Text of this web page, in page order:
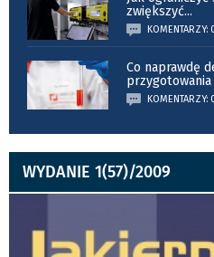
zwiększyć...
KOMENTARZY:
Co naprawdę
KOMENTARZY:
WYDANIE 1(57)/2009